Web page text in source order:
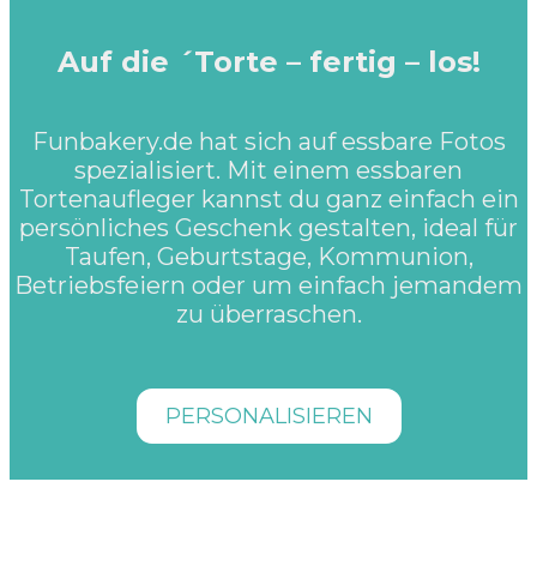
Selbst Gestalten
Lizenzaufleger
Auf die ´Torte – fertig – los!
Funbakery.de hat sich auf essbare Fotos
spezialisiert. Mit einem essbaren
Tortenaufleger kannst du ganz einfach ein
persönliches Geschenk gestalten, ideal für
Taufen, Geburtstage, Kommunion,
Betriebsfeiern oder um einfach jemandem
zu überraschen.
PERSONALISIEREN